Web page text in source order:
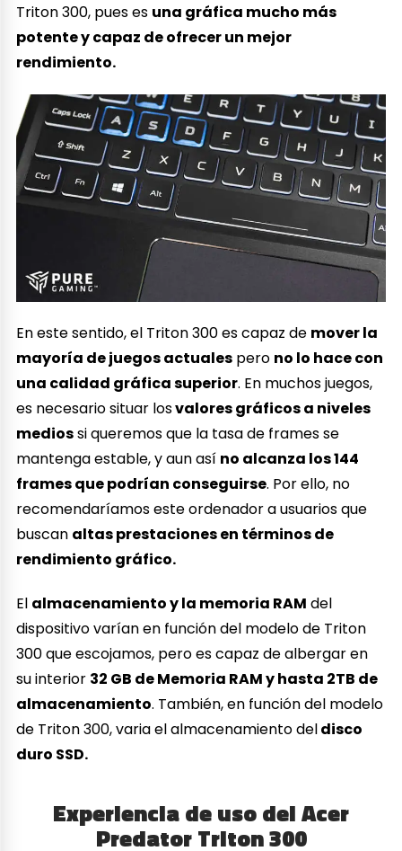
Triton 300, pues es una gráfica mucho más
potente y capaz de ofrecer un mejor
rendimiento.
En este sentido, el Triton 300 es capaz de mover la
mayoría de juegos actuales pero no lo hace con
una calidad gráfica superior. En muchos juegos,
es necesario situar losvalores gráficos a niveles
mediossi queremos que la tasa de frames se
mantenga estable, y aun así no alcanza los 144
frames que podrían conseguirse. Por ello, no
recomendaríamos este ordenador a usuarios que
buscan altas prestaciones en términos de
rendimiento gráfico.
El almacenamiento y la memoria RAM del
dispositivo varían en función del modelo de Triton
300 que escojamos, pero es capaz de albergar en
su interior 32 GB de Memoria RAM y hasta 2TB de
almacenamiento. También, en función del modelo
de Triton 300, varia el almacenamiento deldisco
duro SSD.
Experiencia de uso del Acer
Predator Triton 300